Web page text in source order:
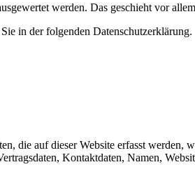
werden. Das geschieht vor
in der folgenden Datenschutzerklärung.
die auf dieser Website erfasst
Kontaktdaten, Namen,